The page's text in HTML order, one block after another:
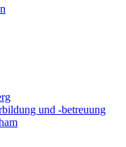
und -betreuung